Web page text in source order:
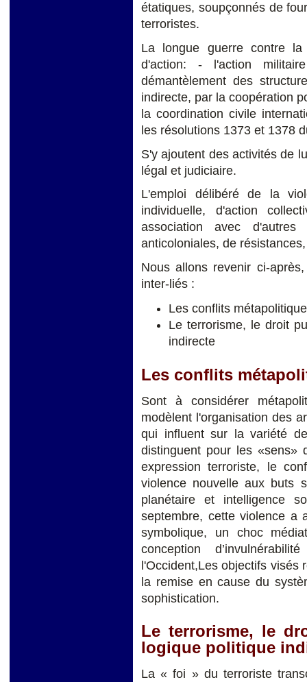
étatiques, soupçonnés de
terroristes.
La longue guerre contre
d'action: - l'action
démantèlement des
indirecte, par la coopération
la coordination civile
les résolutions 1373 et 1378
S'y ajoutent des activités de
légal et judiciaire.
L'emploi délibéré de la
individuelle, d'action
association avec
anticoloniales, de
Nous allons revenir ci-
inter-liés :
Les conflits
Le terrorisme, le droit
indirecte
Les conflits
Sont à considérer
modèlent l'organisation des
qui influent sur la variété
distinguent pour les «sens»
expression terroriste, le
violence nouvelle aux buts
planétaire et intelligence
septembre, cette violence a
symbolique, un choc
conception
l'Occident,Les objectifs
la remise en cause du
sophistication.
Le terrorisme, le
logique politique
La « foi » du terroriste